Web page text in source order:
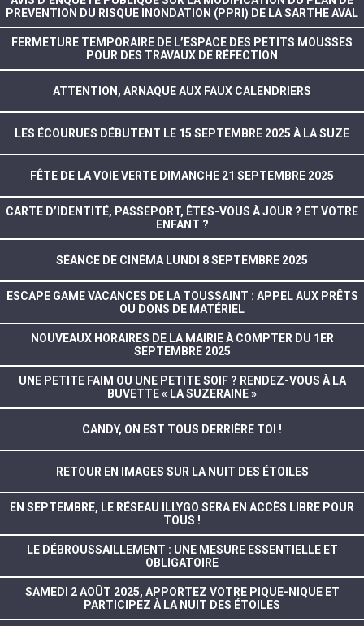
PREVENTION DU RISQUE INONDATION (PPRI) DE LA SARTHE AVAL
FERMETURE TEMPORAIRE DE L’ESPACE DES PETITS MOUSSES
POUR DES TRAVAUX DE RÉFECTION
ATTENTION, ARNAQUE AUX FAUX CALENDRIERS
LES ÉCOURUES DÉBUTENT LE 15 SEPTEMBRE 2025 À LA SUZE
FÊTE DE LA VOIE VERTE DIMANCHE 21 SEPTEMBRE 2025
CARTE D’IDENTITÉ, PASSEPORT, ÊTES-VOUS À JOUR ? ET VOTRE
ENFANT ?
SÉANCE DE CINÉMA LUNDI 8 SEPTEMBRE 2025
ESCAPE GAME VACANCES DE LA TOUSSAINT : APPEL AUX PRÊTS
OU DONS DE MATÉRIEL
NOUVEAUX HORAIRES DE LA MAIRIE À COMPTER DU 1ER
SEPTEMBRE 2025
UNE PETITE FAIM OU UNE PETITE SOIF ? RENDEZ-VOUS À LA
BUVETTE « LA SUZERAINE »
CANDY, ON EST TOUS DERRIÈRE TOI !
RETOUR EN IMAGES SUR LA NUIT DES ÉTOILES
EN SEPTEMBRE, LE RÉSEAU ILLYGO SERA EN ACCÈS LIBRE POUR
TOUS !
LE DÉBROUSSAILLEMENT : UNE MESURE ESSENTIELLE ET
OBLIGATOIRE
SAMEDI 2 AOÛT 2025, APPORTEZ VOTRE PIQUE-NIQUE ET
PARTICIPEZ À LA NUIT DES ÉTOILES